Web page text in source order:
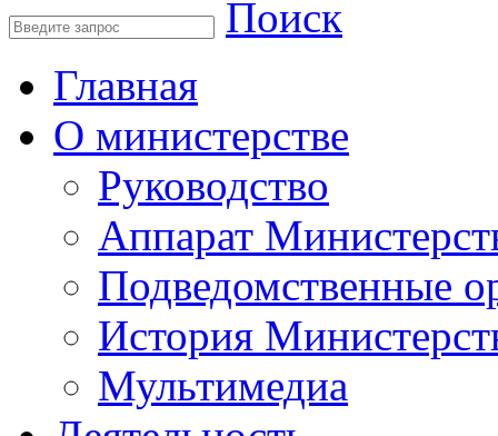
Поиск
Главная
О министерстве
Руководство
Аппарат
Подведомственные
История
Мультимедиа